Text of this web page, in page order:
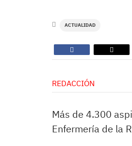
ACTUALIDAD
REDACCIÓN
Más de 4.300
Enfermería de la